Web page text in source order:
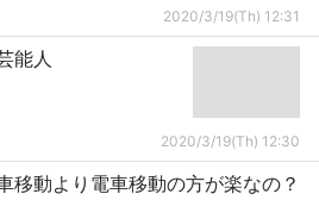
2020/3/19(Th) 12:31
能人
2020/3/19(Th) 12:30
移動より電車移動の方が楽なの？